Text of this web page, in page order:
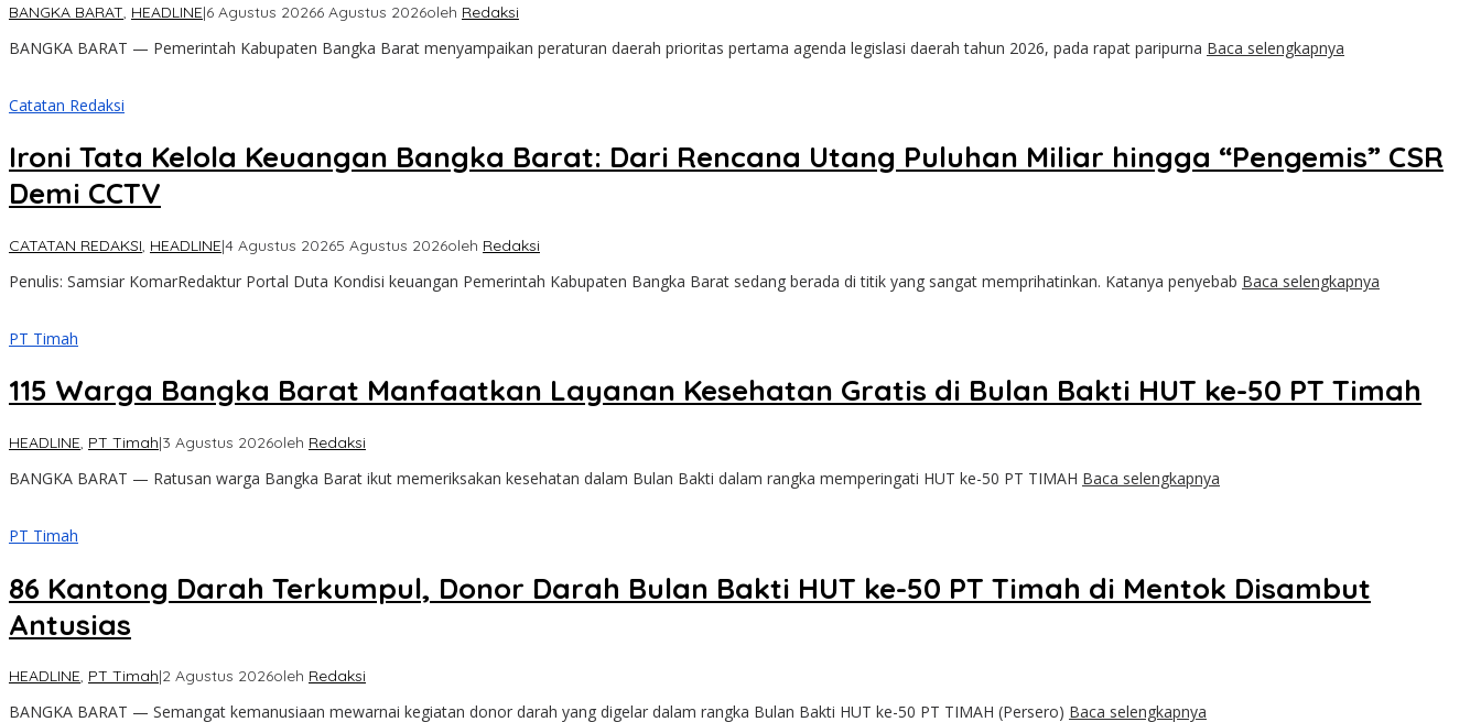
BANGKA BARAT, HEADLINE|6 Agustus 20266 Agustus 2026oleh Redaksi
BANGKA BARAT — Pemerintah Kabupaten Bangka Barat menyampaikan peraturan daerah prioritas pertama agenda legislasi daerah tahun 2026, pada rapat paripurna Baca selengkapnya
Catatan Redaksi
Ironi Tata Kelola Keuangan Bangka Barat: Dari Rencana Utang Puluhan Miliar hingga “Pengemis” CSR
Demi CCTV
CATATAN REDAKSI, HEADLINE|4 Agustus 20265 Agustus 2026oleh Redaksi
Penulis: Samsiar KomarRedaktur Portal Duta Kondisi keuangan Pemerintah Kabupaten Bangka Barat sedang berada di titik yang sangat memprihatinkan. Katanya penyebab Baca selengkapnya
PT Timah
115 Warga Bangka Barat Manfaatkan Layanan Kesehatan Gratis di Bulan Bakti HUT ke-50 PT Timah
HEADLINE, PT Timah|3 Agustus 2026oleh Redaksi
BANGKA BARAT — Ratusan warga Bangka Barat ikut memeriksakan kesehatan dalam Bulan Bakti dalam rangka memperingati HUT ke-50 PT TIMAH Baca selengkapnya
PT Timah
86 Kantong Darah Terkumpul, Donor Darah Bulan Bakti HUT ke-50 PT Timah di Mentok Disambut
Antusias
HEADLINE, PT Timah|2 Agustus 2026oleh Redaksi
BANGKA BARAT — Semangat kemanusiaan mewarnai kegiatan donor darah yang digelar dalam rangka Bulan Bakti HUT ke-50 PT TIMAH (Persero) Baca selengkapnya